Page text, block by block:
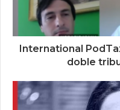
International
doble